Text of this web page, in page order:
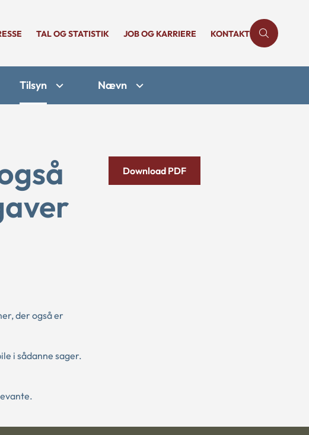
TAL OG STATISTIK JOB OG KARRIERE KONTAKT
Tilsyn Nævn
der også er
i sådanne sager.
Download PDF